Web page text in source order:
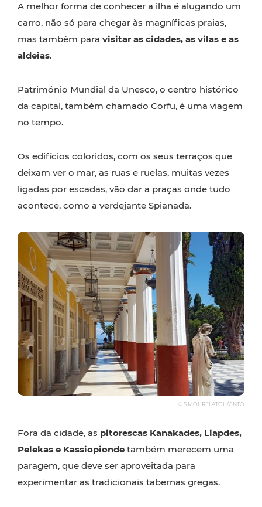
A melhor forma de conhecer a ilha é alugando um
carro, não só para chegar às magníficas praias,
mas também para visitar as cidades, as vilas e as
aldeias.
Património Mundial da Unesco, o centro histórico
da capital, também chamado Corfu, é uma viagem
no tempo.
Os edifícios coloridos, com os seus terraços que
deixam ver o mar, as ruas e ruelas, muitas vezes
ligadas por escadas, vão dar a praças onde tudo
acontece, como a verdejante Spianada.
© S MOURELATOU/GNTO
Fora da cidade, as pitorescas Kanakades, Liapdes,
Pelekas e Kassiopionde também merecem uma
paragem, que deve ser aproveitada para
experimentar as tradicionais tabernas gregas.